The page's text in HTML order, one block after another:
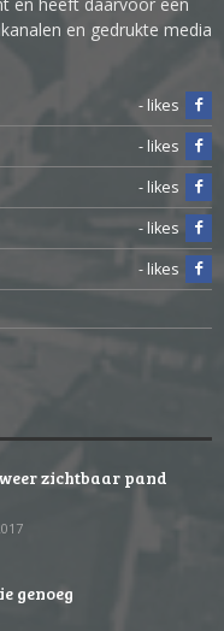
en gedrukte media
- likes
- likes
- likes
- likes
- likes
zichtbaar pand
genoeg